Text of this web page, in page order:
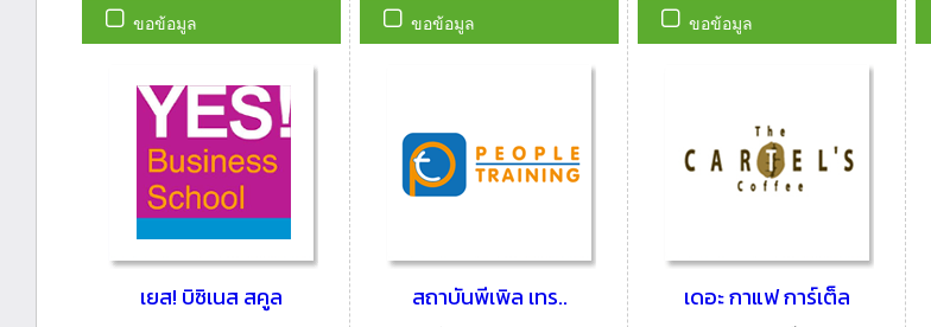
ขอข้อมูล
เยส! บิซิเนส สคูล
ขอข้อมูล
สถาบันพีเพิล เทร..
ขอข้อมูล
เดอะ กาแฟ การ์เต็ล